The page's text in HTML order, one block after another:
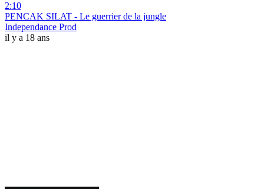
2:10
PENCAK SILAT - Le guerrier de la jungle
Independance Prod
il y a 18 ans